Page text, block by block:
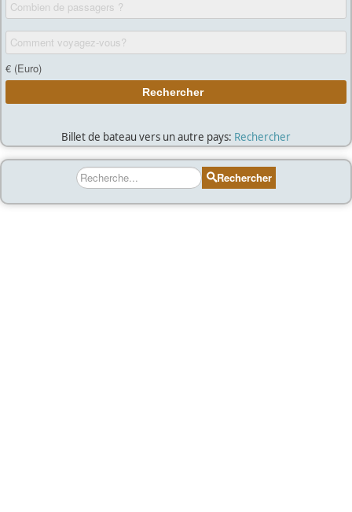
Billet de bateau vers un autre pays: Rechercher
Rechercher Rechercher